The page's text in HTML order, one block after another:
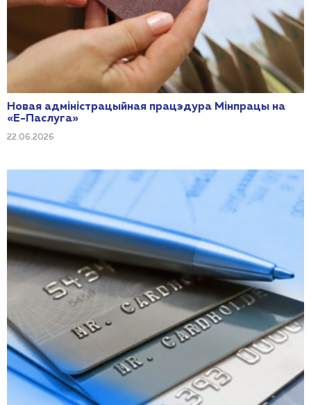
Новая адміністрацыйная працэдура Мінпрацы на
«Е-Паслуга»
22.06.2026